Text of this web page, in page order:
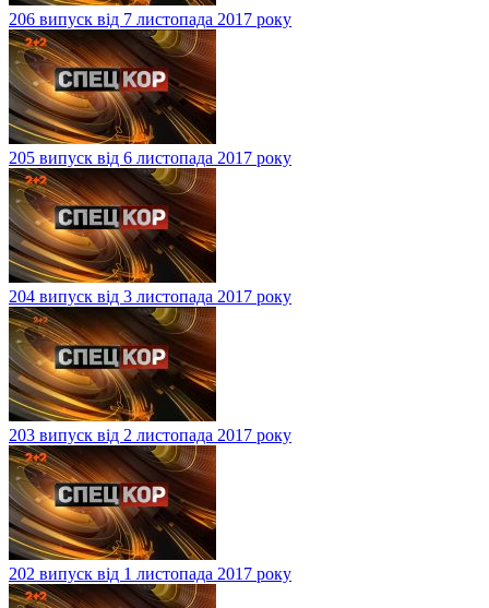
206 випуск від 7 листопада 2017 року
205 випуск від 6 листопада 2017 року
204 випуск від 3 листопада 2017 року
203 випуск від 2 листопада 2017 року
202 випуск від 1 листопада 2017 року